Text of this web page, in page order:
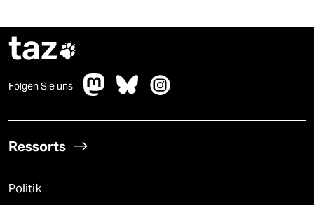
taz
Folgen Sie uns
Ressorts
Politik